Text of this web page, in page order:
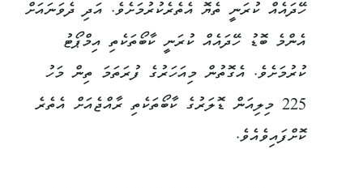
ހޭދައެއް ކުރަނީ ތެޔޮ އެތެރެކުރުމަށެވެ. އަދި ދެވަނައަށް
އެންމެ ބޮޑު ހޭދައެއް ކުރަނީ ކާބޯތަކެތި އިމްޕޯޓު
ކުރުމަށެވެ. އެގޮތުން މިއަހަރުގެ ފުރަތަމަ ތިން މަހު
225 މިލިއަން ޑޮލަރުގެ ކާބޯތަކެތި ރާއްޖެއަށް އެތެރެ
ކޮށްފައިވެއެވެ.